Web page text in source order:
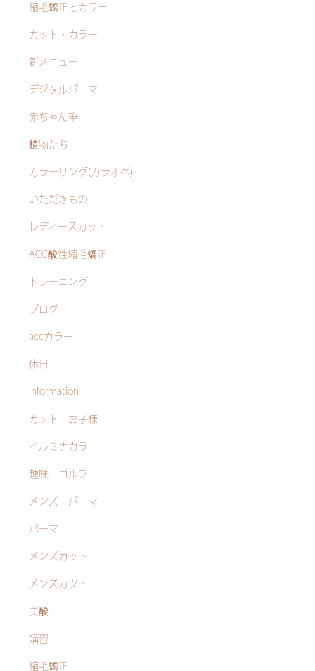
縮毛矯正とカラー
カット・カラー
新メニュー
デジタルパーマ
赤ちゃん筆
植物たち
カラーリング(カラオペ)
いただきもの
レディースカット
ACC酸性縮毛矯正
トレーニング
ブログ
accカラー
休日
information
カット お子様
イルミナカラー
趣味 ゴルフ
メンズ パーマ
パーマ
メンズカット
メンズカツト
炭酸
講習
縮毛矯正